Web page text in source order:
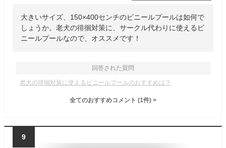
大きいサイズ、150×400センチのビニールプールは如何で
しょうか。老犬の徘徊対策に、サークル代わりに使えるビ
ニールプールなので、オススメです！
回答された質問
老犬の徘徊対策に使えるビニールプールのおすすめは？
全てのおすすめコメント (1件) >
9